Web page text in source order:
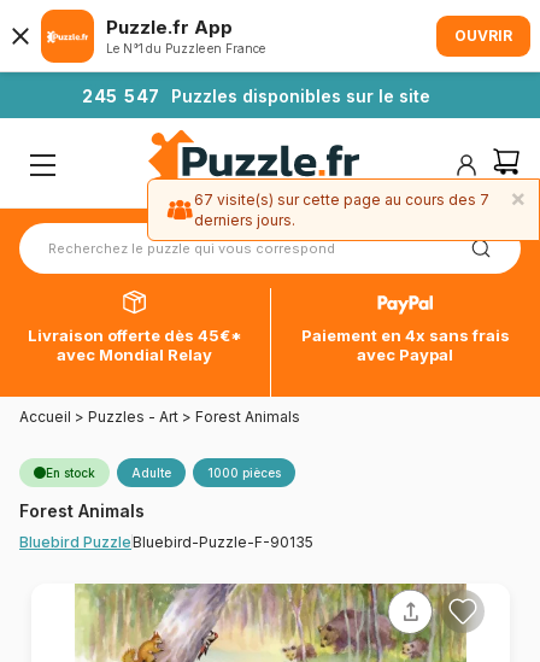
245 547 Puzzles disponibles sur le site
Livraison offerte dès 45€*
avec Mondial Relay
Paiement en 4x sans frais
avec Paypal
Accueil > Puzzles - Art > Forest Animals
En stock Adulte 1000 pièces
Forest Animals
Bluebird PuzzleBluebird-Puzzle-F-90135
Puzzle.fr App
Le N°1 du Puzzle en France
OUVRIR
×
67 visite(s) sur cette page au cours des 7
derniers jours.